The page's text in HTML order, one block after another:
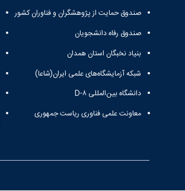
صندوق حمایت از پژوهشگران و فناوران کشور
صندوق رفاه دانشجویان
بنیاد نخبگان استان همدان
شبکه آزمایشگاه‌های علمی ایران(شاعا)
دانشگاه بین‌المللی D-۸
معاونت علمی فناوری ریاست جمهوری